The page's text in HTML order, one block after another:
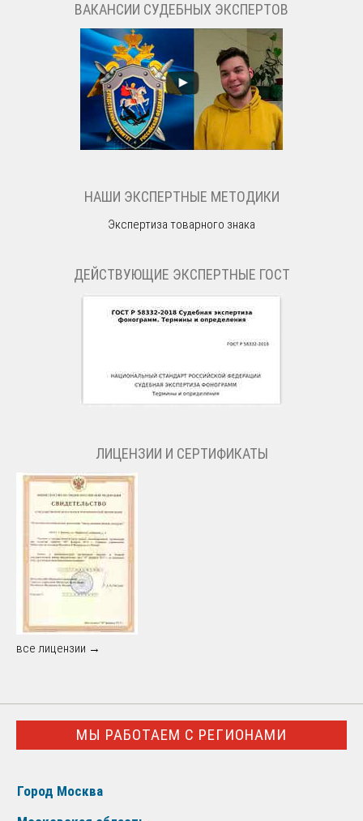
ВАКАНСИИ СУДЕБНЫХ ЭКСПЕРТОВ
НАШИ ЭКСПЕРТНЫЕ МЕТОДИКИ
Экспертиза товарного знака
ДЕЙСТВУЮЩИЕ ЭКСПЕРТНЫЕ ГОСТ
ЛИЦЕНЗИИ И СЕРТИФИКАТЫ
все лицензии →
МЫ РАБОТАЕМ С РЕГИОНАМИ
Город Москва